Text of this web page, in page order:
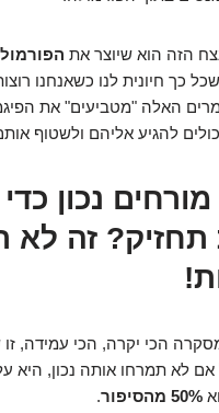
הזה הוא שיוצר את
כך חיונית לנו כשאנחנו
האלה "מטביעים" את
להגיע אליהם ולשטוף
מורחים נכון
זה לא
הכי יקרה, הכי עמידה,
לא תמרחו אותה נכון, היא
50% מהסיפור .